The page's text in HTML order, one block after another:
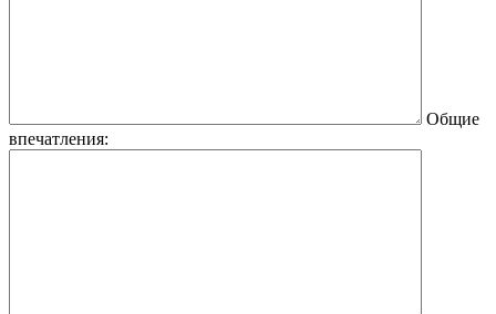
Общие
впечатления: